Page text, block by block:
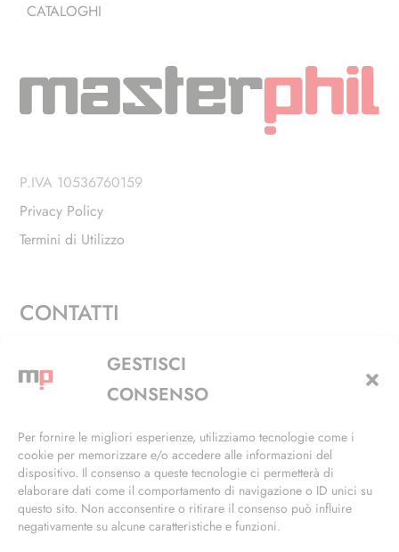
GESTISCI
CONSENSO
Per fornire le migliori esperienze, utilizziamo tecnologie come i
cookie per memorizzare e/o accedere alle informazioni del
dispositivo. Il consenso a queste tecnologie ci permetterà di
elaborare dati come il comportamento di navigazione o ID unici su
questo sito. Non acconsentire o ritirare il consenso può influire
negativamente su alcune caratteristiche e funzioni.
CATALOGHI
P.IVA 10536760159
Privacy Policy
Termini di Utilizzo
CONTATTI
Via Alfieri, 27 - Trezzano Sul Naviglio (MI)
+39 02 4846 3155
info@masterphil.it